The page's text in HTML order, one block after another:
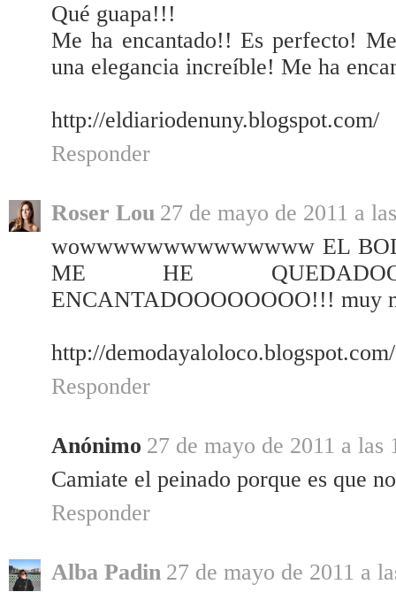
Qué guapa!!!
Me ha encantado!! Es perfecto!
una elegancia increíble! Me ha
http://eldiariodenuny.blogspot.com/
Responder
Roser Lou 27 de mayo de 2011 a
wowwwwwwwwwwwwww EL
ME HE
ENCANTADOOOOOOOO!!! muy
http://demodayaloloco.blogspot.com/
Responder
Anónimo 27 de mayo de 2011 a las
Camiate el peinado porque es que
Responder
Alba Padin 27 de mayo de 2011 a